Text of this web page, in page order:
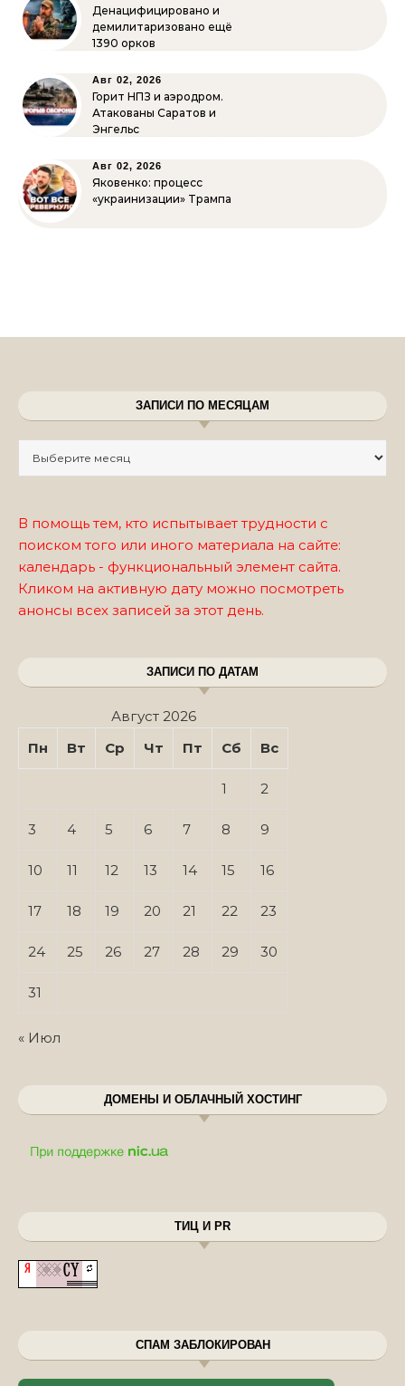
Денацифицировано и
демилитаризовано ещё
1390 орков
Авг 02, 2026
Горит НПЗ и аэродром.
Атакованы Саратов и
Энгельс
Авг 02, 2026
Яковенко: процесс
«украинизации» Трампа
ЗАПИСИ ПО МЕСЯЦАМ
В помощь тем, кто испытывает трудности с
поиском того или иного материала на сайте:
календарь - функциональный элемент сайта.
Кликом на активную дату можно посмотреть
анонсы всех записей за этот день.
ЗАПИСИ ПО ДАТАМ
Август 2026
Пн
Вт Ср Чт Пт Сб Вс
1 2
3 4 5 6 7 8 9
10 11 12 13 14 15 16
17 18 19 20 21 22 23
24 25 26 27 28 29 30
31
« Июл
ДОМЕНЫ И ОБЛАЧНЫЙ ХОСТИНГ
ТИЦ И PR
СПАМ ЗАБЛОКИРОВАН